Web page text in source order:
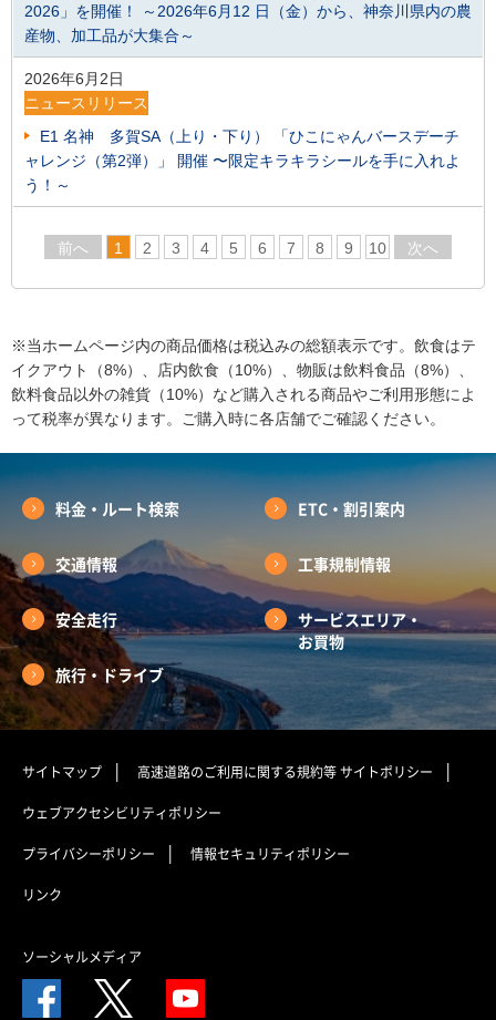
2026」を開催！ ～2026年6月12 日（金）から、神奈川県内の農
産物、加工品が大集合～
2026年6月2日
ニュースリリース
E1 名神 多賀SA（上り・下り） 「ひこにゃんバースデーチ
ャレンジ（第2弾）」 開催 〜限定キラキラシールを手に入れよ
う！～
前へ 1 2 3 4 5 6 7 8 9 10 次へ
※当ホームページ内の商品価格は税込みの総額表示です。飲食はテ
イクアウト（8%）、店内飲食（10%）、物販は飲料食品（8%）、
飲料食品以外の雑貨（10%）など購入される商品やご利用形態によ
って税率が異なります。ご購入時に各店舗でご確認ください。
料金・ルート検索 ETC・割引案内
交通情報 工事規制情報
安全走行
サービスエリア・
お買物
旅行・ドライブ
サイトマップ 高速道路のご利用に関する規約等サイトポリシー
ウェブアクセシビリティポリシー
プライバシーポリシー 情報セキュリティポリシー
リンク
ソーシャルメディア